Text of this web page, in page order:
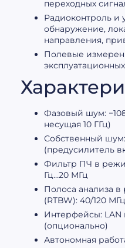
переходных
Радиоконтроль и
обнаружение,
направления,
Полевые
Фазовый шум:
несущая 10 ГГц)
Собственный шум:
(предусилитель
Фильтр ПЧ в
Гц…20 МГц
Полоса анализа
(RTBW): 40/120
Интерфейсы: LAN
(опционально)
Автономная